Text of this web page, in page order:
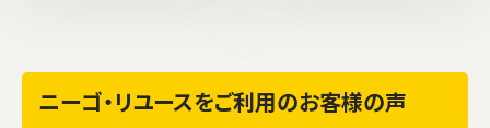
ニーゴ・リユースをご利用のお客様の声